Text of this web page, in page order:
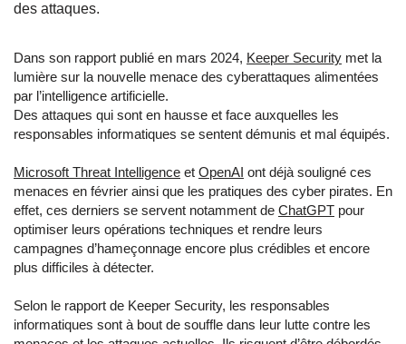
des attaques.
Dans son rapport publié en mars 2024, Keeper Security met la
lumière sur la nouvelle menace des cyberattaques alimentées
par l’intelligence artificielle.
Des attaques qui sont en hausse et face auxquelles les
responsables informatiques se sentent démunis et mal équipés.
Microsoft Threat Intelligence et OpenAI ont déjà souligné ces
menaces en février ainsi que les pratiques des cyber pirates. En
effet, ces derniers se servent notamment de ChatGPT pour
optimiser leurs opérations techniques et rendre leurs
campagnes d’hameçonnage encore plus crédibles et encore
plus difficiles à détecter.
Selon le rapport de Keeper Security, les responsables
informatiques sont à bout de souffle dans leur lutte contre les